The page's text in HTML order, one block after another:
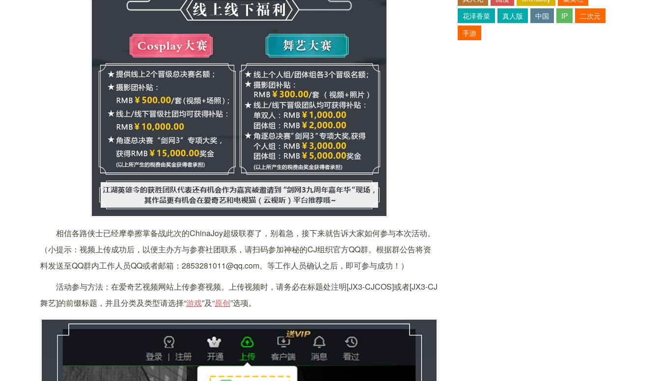
相信各路侠士已经摩拳擦掌备战此次的ChinaJoy超级联赛了，别着急，接下来就告诉大家如何参与本次活动。
（小提示：视频上传成功后，以便主办方与参赛社团联系，请扫码参加神秘的CJ组织官方QQ群。根据群公告将资
料发送至QQ群内工作人员QQ或者邮箱：2853281011@qq.com。等工作人员确认之后，即可参与成功！）
活动参与方法：在爱奇艺视频网站上传参赛视频。上传视频时，请务必在标题处注明[JX3-CJCOS]或者[JX3-CJ
舞艺]的前缀标题，并且分类及类型请选择“游戏”及“原创”选项。
花泽香菜
真人版 中国 IP
二次元
手游